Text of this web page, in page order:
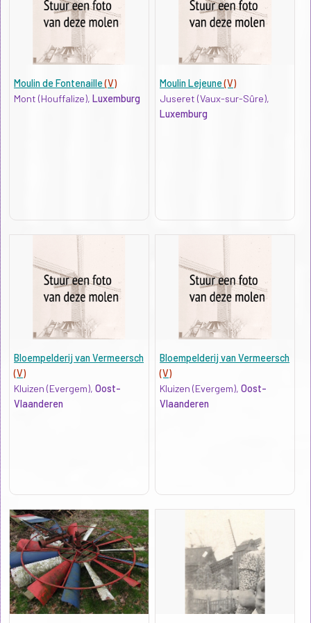
Moulin de Fontenaille(V)
Mont (Houffalize), Luxemburg
Moulin Lejeune(V)
Juseret (Vaux-sur-Sûre),
Luxemburg
Bloempelderij van Vermeersch
(V)
Kluizen (Evergem), Oost-
Vlaanderen
Bloempelderij van Vermeersch
(V)
Kluizen (Evergem),Oost-
Vlaanderen